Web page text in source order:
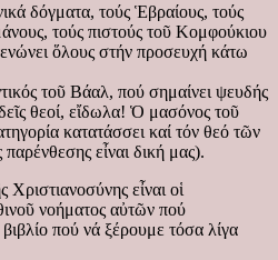
δόγματα, τούς Ἑβραίους, τούς
τούς πιστούς τοῦ Κομφούκιου
ὅλους στήν προσευχή κάτω
τοῦ Βάαλ, πού σημαίνει ψευδής
θεοί, εἴδωλα! Ὁ μασόνος τοῦ
κατατάσσει καί τόν θεό τῶν
εἶναι δική μας).
εἶναι οἱ
νοήματος αὐτῶν πού
πού νά ξέρουμε τόσα λίγα